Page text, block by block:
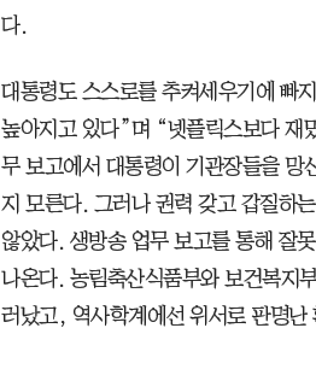
다.
대통령도 스스로를 추켜세우기에 빠
높아지고 있다”며 “넷플릭스보다 재
무 보고에서 대통령이 기관장들을 망
지 모른다. 그러나 권력 갖고 갑질하
않았다. 생방송 업무 보고를 통해 잘
나온다. 농림축산식품부와 보건복지
러났고, 역사학계에선 위서로 판명난